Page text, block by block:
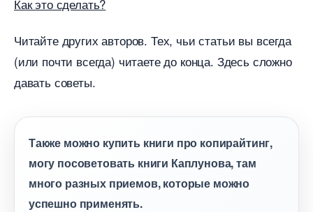
Как это сделать?
Читайте других авторов. Тех, чьи статьи вы всегда
(или почти всегда) читаете до конца. Здесь сложно
давать советы.
Также можно купить книги про копирайтинг,
могу посоветовать книги Каплунова, там
много разных приемов, которые можно
успешно применять.